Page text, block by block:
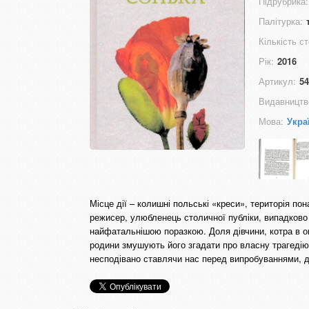
Палітурка:
Кількість
Рік: 2016
Артикул:
Мова:
Місце дії – колишні польські «креси», територія
режисер, улюбленець столичної публіки,
найфатальнішою поразкою. Доля дівчини, котра в
родини змушують його згадати про власну
несподівано ставлячи нас перед